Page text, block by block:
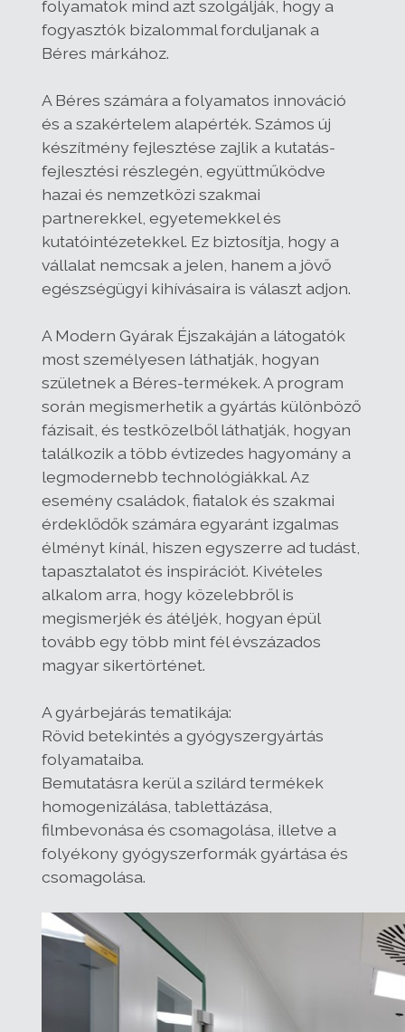
folyamatok mind azt szolgálják, hogy a
fogyasztók bizalommal forduljanak a
Béres márkához.
A Béres számára a folyamatos innováció
és a szakértelem alapérték. Számos új
készítmény fejlesztése zajlik a kutatás-
fejlesztési részlegén, együttműködve
hazai és nemzetközi szakmai
partnerekkel, egyetemekkel és
kutatóintézetekkel. Ez biztosítja, hogy a
vállalat nemcsak a jelen, hanem a jövő
egészségügyi kihívásaira is választ adjon.
A Modern Gyárak Éjszakáján a látogatók
most személyesen láthatják, hogyan
születnek a Béres-termékek. A program
során megismerhetik a gyártás különböző
fázisait, és testközelből láthatják, hogyan
találkozik a több évtizedes hagyomány a
legmodernebb technológiákkal. Az
esemény családok, fiatalok és szakmai
érdeklődők számára egyaránt izgalmas
élményt kínál, hiszen egyszerre ad tudást,
tapasztalatot és inspirációt. Kivételes
alkalom arra, hogy közelebbről is
megismerjék és átéljék, hogyan épül
tovább egy több mint fél évszázados
magyar sikertörténet.
A gyárbejárás tematikája:
Rövid betekintés a gyógyszergyártás
folyamataiba.
Bemutatásra kerül a szilárd termékek
homogenizálása, tablettázása,
filmbevonása és csomagolása, illetve a
folyékony gyógyszerformák gyártása és
csomagolása.